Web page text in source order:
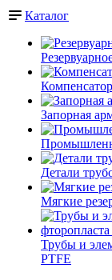
Каталог
Запорная
Детали
Мягкие
Трубы и
PTFE